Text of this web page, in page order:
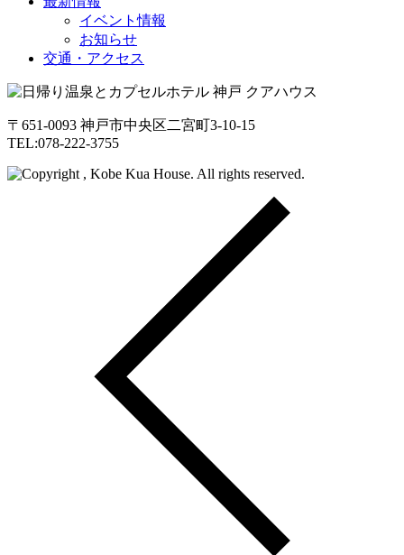
イベント情報
お知らせ
交通・アクセス
〒651-0093 神戸市中央区二宮町3-10-15
TEL:078-222-3755